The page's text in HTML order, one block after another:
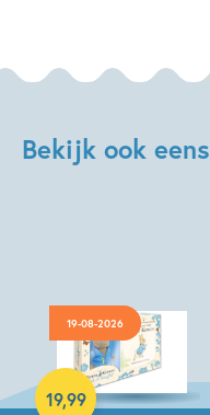
Bekijk ook eens
19-08-2026
19,99
Hardcover